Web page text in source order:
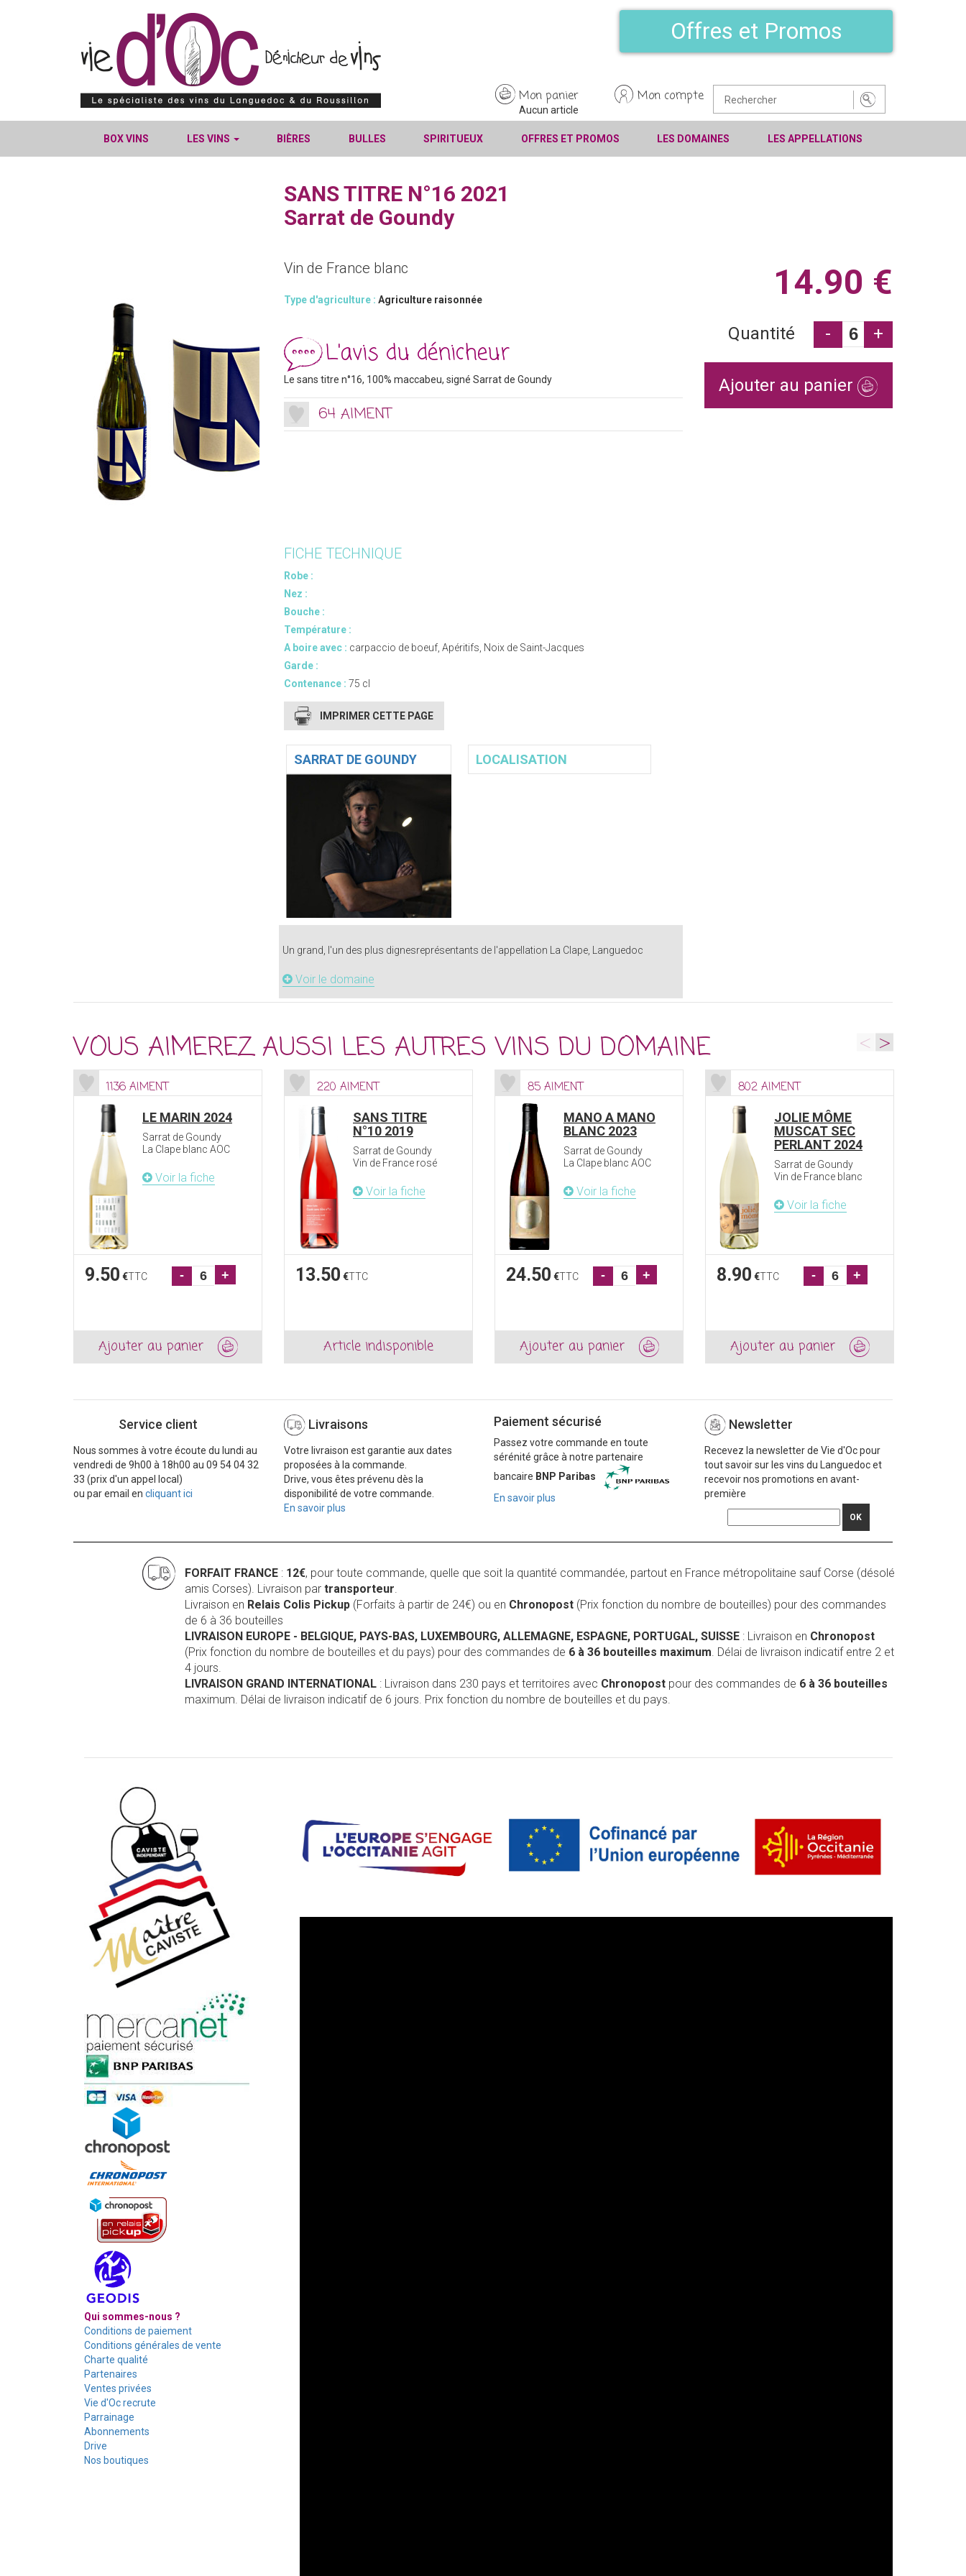
Offres et Promos
Mon panier
Aucun article
Mon compte
BOX VINS LES VINS BIÈRES BULLES SPIRITUEUX OFFRES ET PROMOS LES DOMAINES LES APPELLATIONS
SANS TITRE N°16 2021
Sarrat de Goundy
Vin de France blanc
Type d'agriculture : Agriculture raisonnée
L'avis du dénicheur
Le sans titre n°16, 100% maccabeu, signé Sarrat de Goundy
64 AIMENT
14.90 €
Quantité - +
Ajouter au panier
FICHE TECHNIQUE
Robe :
Nez :
Bouche :
Température :
A boire avec : carpaccio de boeuf, Apéritifs, Noix de Saint-Jacques
Garde :
Contenance : 75 cl
IMPRIMER CETTE PAGE
SARRAT DE GOUNDY LOCALISATION
Un grand, l'un des plus dignesreprésentants de l'appellation La Clape, Languedoc
Voir le domaine
VOUS AIMEREZ AUSSI LES AUTRES VINS DU DOMAINE <
1136 AIMENT
LE MARIN 2024
Sarrat de Goundy
La Clape blanc AOC
Voir la fiche
9.50 €TTC - +
Ajouter au panier
220 AIMENT
SANS TITRE
N°10 2019
Sarrat de Goundy
Vin de France rosé
Voir la fiche
13.50 €TTC
Article indisponible
85 AIMENT
MANO A MANO
BLANC 2023
Sarrat de Goundy
La Clape blanc AOC
Voir la fiche
24.50 €TTC - +
Ajouter au panier
802 AIMENT
JOLIE MÔME
MUSCAT SEC
PERLANT 2024
Sarrat de Goundy
Vin de France blanc
Voir la fiche
8.90 €TTC - +
Ajouter au panier
>
Service client
Nous sommes à votre écoute du lundi au
vendredi de 9h00 à 18h00 au 09 54 04 32
33 (prix d'un appel local)
ou par email en cliquant ici
Livraisons
Votre livraison est garantie aux dates
proposées à la commande.
Drive, vous êtes prévenu dès la
disponibilité de votre commande.
En savoir plus
Paiement sécurisé
Passez votre commande en toute
sérénité grâce à notre partenaire
bancaire BNP Paribas
En savoir plus
Newsletter
Recevez la newsletter de Vie d'Oc pour
tout savoir sur les vins du Languedoc et
recevoir nos promotions en avant-
première
OK
FORFAIT FRANCE : 12€, pour toute commande, quelle que soit la quantité commandée, partout en France métropolitaine sauf Corse (désolé
amis Corses). Livraison partransporteur.
Livraison en Relais Colis Pickup (Forfaits à partir de 24€) ou en Chronopost (Prix fonction du nombre de bouteilles) pour des commandes
de 6 à 36 bouteilles
LIVRAISON EUROPE - BELGIQUE, PAYS-BAS, LUXEMBOURG, ALLEMAGNE, ESPAGNE, PORTUGAL, SUISSE : Livraison en Chronopost
(Prix fonction du nombre de bouteilles et du pays) pour des commandes de 6 à 36 bouteilles maximum. Délai de livraison indicatif entre 2 et
4 jours.
LIVRAISON GRAND INTERNATIONAL : Livraison dans 230 pays et territoires avec Chronopost pour des commandes de 6 à 36 bouteilles
maximum. Délai de livraison indicatif de 6 jours. Prix fonction du nombre de bouteilles et du pays.
Qui sommes-nous ?
Conditions de paiement
Conditions générales de vente
Charte qualité
Partenaires
Ventes privées
Vie d'Oc recrute
Parrainage
Abonnements
Drive
Nos boutiques